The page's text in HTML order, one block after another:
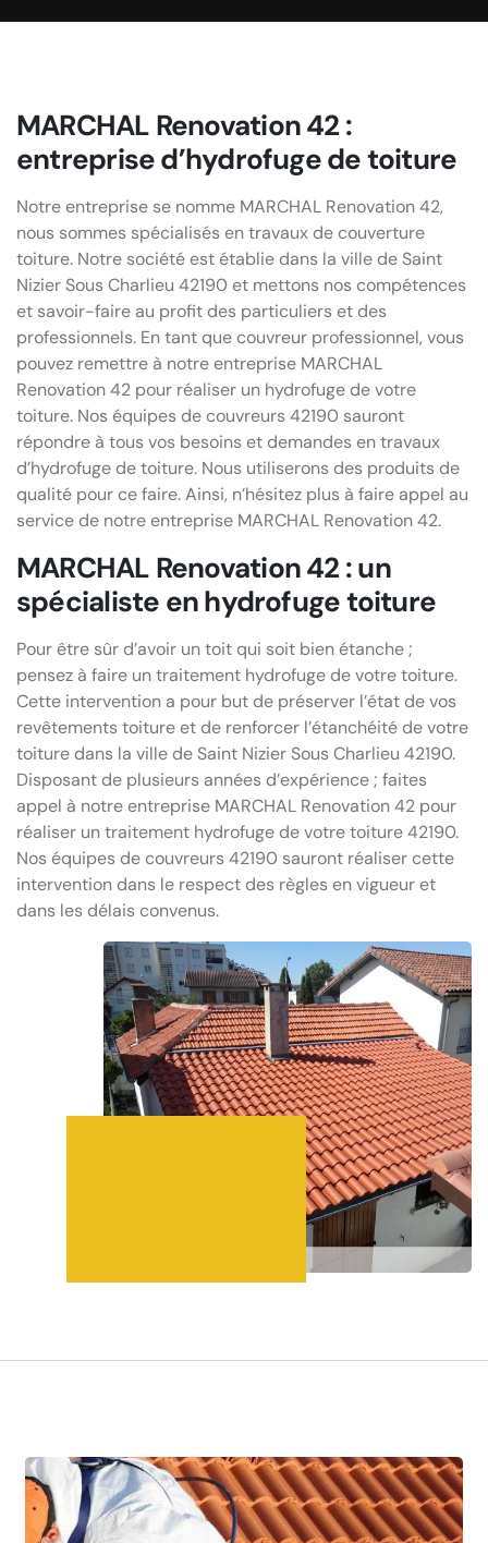
MARCHAL Renovation 42 :
entreprise d’hydrofuge de toiture
Notre entreprise se nomme MARCHAL Renovation 42,
nous sommes spécialisés en travaux de couverture
toiture. Notre société est établie dans la ville de Saint
Nizier Sous Charlieu 42190 et mettons nos compétences
et savoir-faire au profit des particuliers et des
professionnels. En tant que couvreur professionnel, vous
pouvez remettre à notre entreprise MARCHAL
Renovation 42 pour réaliser un hydrofuge de votre
toiture. Nos équipes de couvreurs 42190 sauront
répondre à tous vos besoins et demandes en travaux
d’hydrofuge de toiture. Nous utiliserons des produits de
qualité pour ce faire. Ainsi, n’hésitez plus à faire appel au
service de notre entreprise MARCHAL Renovation 42.
MARCHAL Renovation 42 : un
spécialiste en hydrofuge toiture
Pour être sûr d’avoir un toit qui soit bien étanche ;
pensez à faire un traitement hydrofuge de votre toiture.
Cette intervention a pour but de préserver l’état de vos
revêtements toiture et de renforcer l’étanchéité de votre
toiture dans la ville de Saint Nizier Sous Charlieu 42190.
Disposant de plusieurs années d’expérience ; faites
appel à notre entreprise MARCHAL Renovation 42 pour
réaliser un traitement hydrofuge de votre toiture 42190.
Nos équipes de couvreurs 42190 sauront réaliser cette
intervention dans le respect des règles en vigueur et
dans les délais convenus.